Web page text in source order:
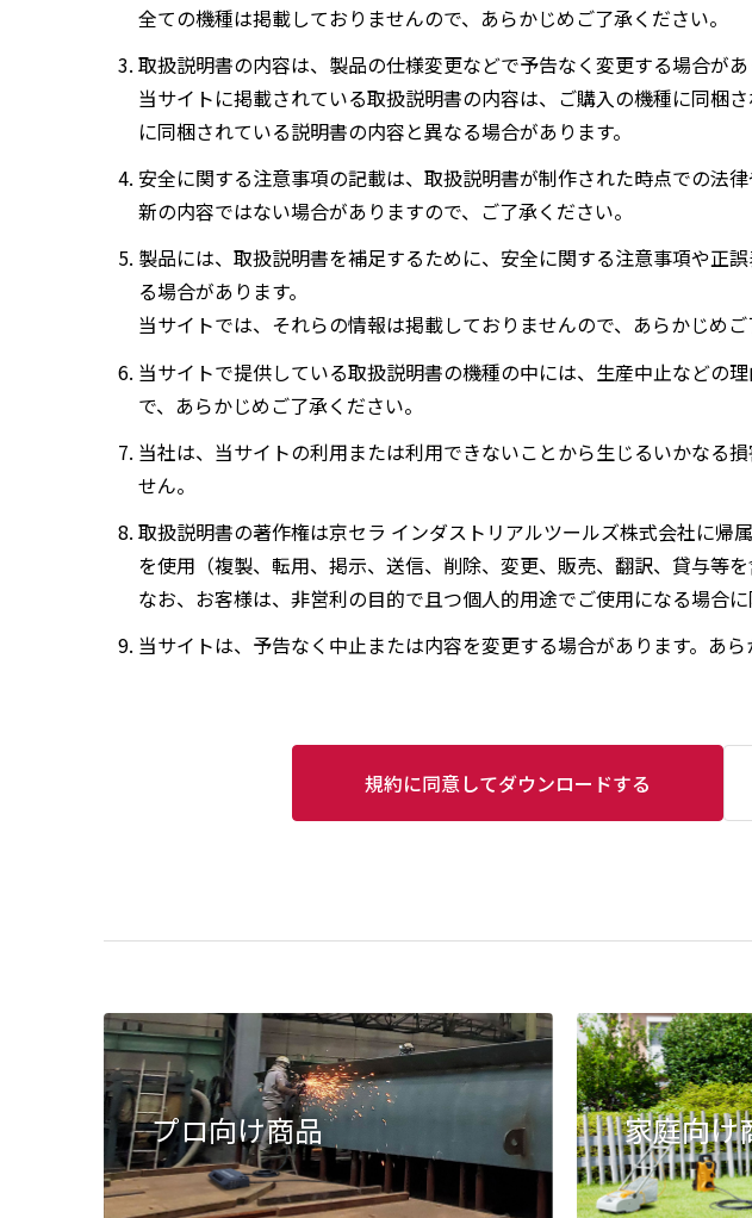
全ての機種は掲載しておりませんので、あらかじめご了承ください。
取扱説明書の内容は、製品の仕様変更などで予告なく変更する場合があ
当サイトに掲載されている取扱説明書の内容は、ご購入の機種に同梱
に同梱されている説明書の内容と異なる場合があります。
安全に関する注意事項の記載は、取扱説明書が制作された時点での法
新の内容ではない場合がありますので、ご了承ください。
製品には、取扱説明書を補足するために、安全に関する注意事項や正
る場合があります。
当サイトでは、それらの情報は掲載しておりませんので、あらかじめご
当サイトで提供している取扱説明書の機種の中には、生産中止などの
で、あらかじめご了承ください。
当社は、当サイトの利用または利用できないことから生じるいかなる
せん。
取扱説明書の著作権は京セラ インダストリアルツールズ株式会社に帰
を使用（複製、転用、掲示、送信、削除、変更、販売、翻訳、貸与等を
なお、お客様は、非営利の目的で且つ個人的用途でご使用になる場合に
当サイトは、予告なく中止または内容を変更する場合があります。あら
規約に同意してダウンロードする
プロ向け商品 家庭向け